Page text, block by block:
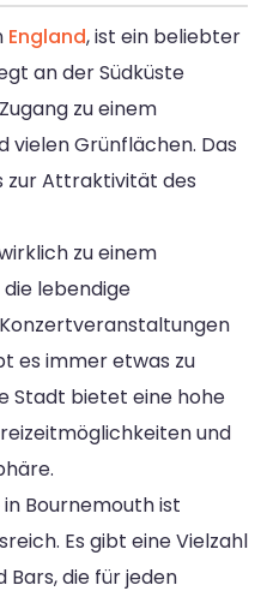
England, ist ein beliebter
an der Südküste
zu einem
vielen Grünflächen. Das
zur Attraktivität des
zu einem
lebendige
es immer etwas zu
Stadt bietet eine hohe
und
Bournemouth ist
Es gibt eine Vielzahl
Bars, die für jeden